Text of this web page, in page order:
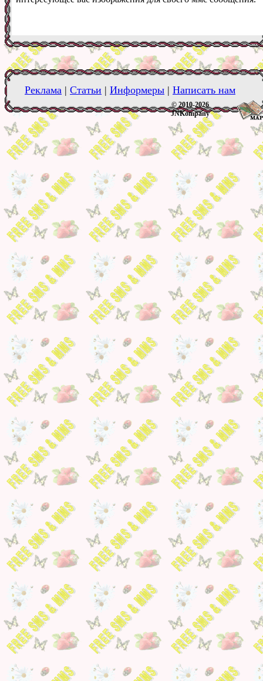
Реклама | Статьи | Информеры | Написать нам
© 2010-2026
JNKompany